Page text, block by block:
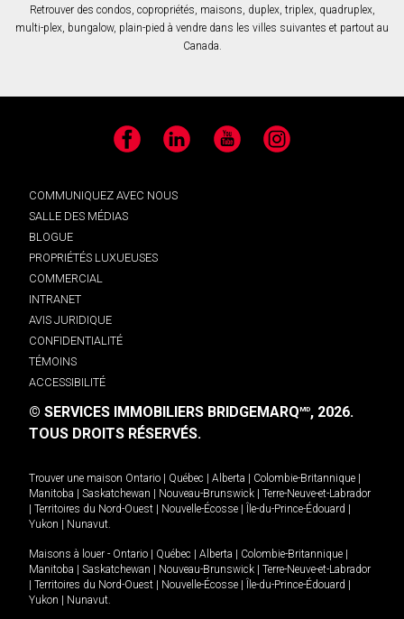
Retrouver des condos, copropriétés, maisons, duplex, triplex, quadruplex,
multi-plex, bungalow, plain-pied à vendre dans les villes suivantes et partout au
Canada.
Facebook LinkedIn YouTube Instagram
COMMUNIQUEZ AVEC NOUS
SALLE DES MÉDIAS
BLOGUE
PROPRIÉTÉS LUXUEUSES
COMMERCIAL
INTRANET
AVIS JURIDIQUE
CONFIDENTIALITÉ
TÉMOINS
ACCESSIBILITÉ
© SERVICES IMMOBILIERS BRIDGEMARQMD, 2026.
TOUS DROITS RÉSERVÉS.
Trouver une maison Ontario Québec Alberta Colombie-Britannique
Manitoba
Saskatchewan Nouveau-Brunswick
Terre-Neuve-et-Labrador
Territoires du Nord-Ouest Nouvelle-Écosse Île-du-Prince-Édouard
Yukon
Nunavut.
Maisons à louer - Ontario Québec Alberta Colombie-Britannique
Manitoba
Saskatchewan Nouveau-Brunswick
Terre-Neuve-et-Labrador
Territoires du Nord-Ouest Nouvelle-Écosse Île-du-Prince-Édouard
Yukon
Nunavut.